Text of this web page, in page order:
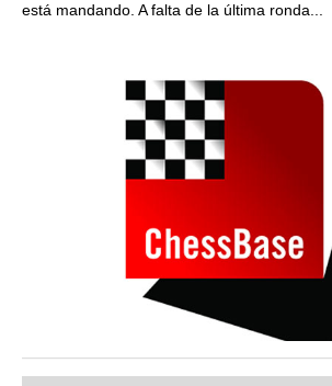
está mandando. A falta de la última ronda...